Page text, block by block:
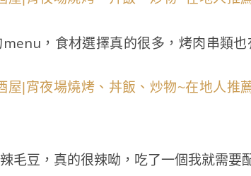
，食材選擇真的很多，烤肉串類
毛豆，真的很辣呦，吃了一個我就需要